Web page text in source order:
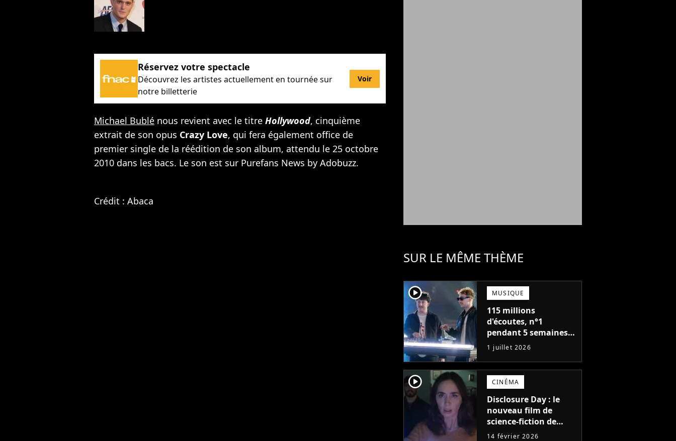
Réservez votre spectacle
Découvrez les artistes actuellement en tournée sur
notre billetterie
Voir
Michael Bublé nous revient avec le titre Hollywood, cinquième
extrait de son opus Crazy Love, qui fera également office de
premier single de la réédition de son album, attendu le 25 octobre
2010 dans les bacs. Le son est sur Purefans News by Adobuzz.
Crédit : Abaca
SUR LE MÊME THÈME
player2 MUSIQUE
115 millions
d'écoutes, n°1
pendant 5 semaines :
après le tube de l'été
2025, ce groupe
revient avec un
nouveau single
solaire
1 juillet 2026
player2 CINÉMA
Disclosure Day : le
nouveau film de
science-fiction de
Steven Spielberg est
14 février 2026